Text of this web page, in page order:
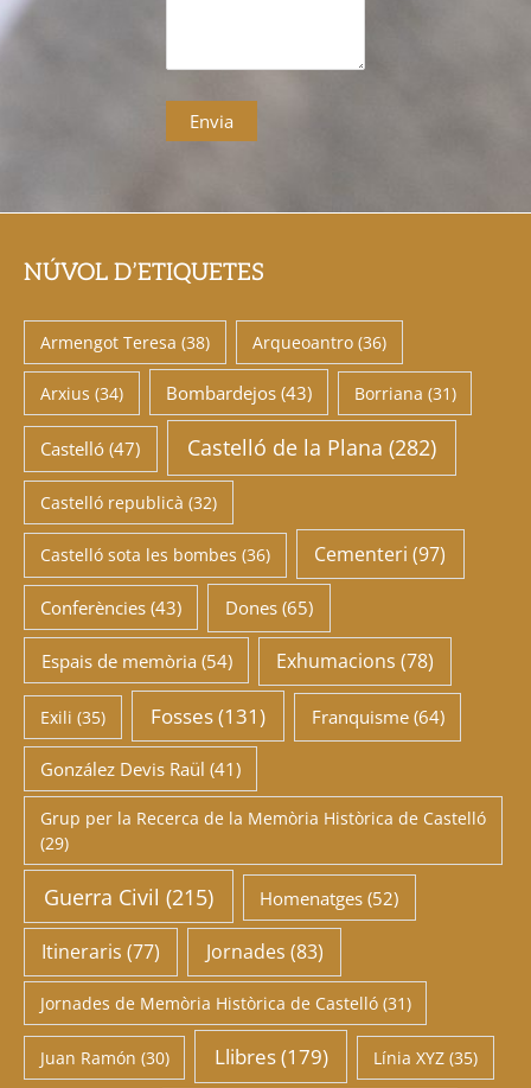
NÚVOL D’ETIQUETES
Armengot Teresa (38) Arqueoantro(36)
Arxius (34) Bombardejos(43) Borriana (31)
Castelló (47) Castelló de la Plana (282)
Castelló republicà (32)
Castelló sota les bombes (36) Cementeri (97)
Conferències (43) Dones(65)
Espais de memòria (54) Exhumacions (78)
Exili (35) Fosses(131) Franquisme(64)
González Devis Raül (41)
Grup per la Recerca de la Memòria Històrica de Castelló
(29)
Guerra Civil (215) Homenatges (52)
Itineraris (77) Jornades (83)
Jornades de Memòria Històrica de Castelló(31)
Juan Ramón (30) Llibres(179) Línia XYZ (35)